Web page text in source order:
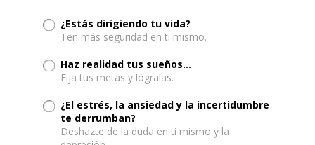
¿Estás dirigiendo tu vida?
Ten más seguridad en ti mismo.
Haz realidad tus sueños...
Fija tus metas y lógralas.
¿El estrés, la ansiedad y la incertidumbre
te derrumban?
Deshazte de la duda en ti mismo y la